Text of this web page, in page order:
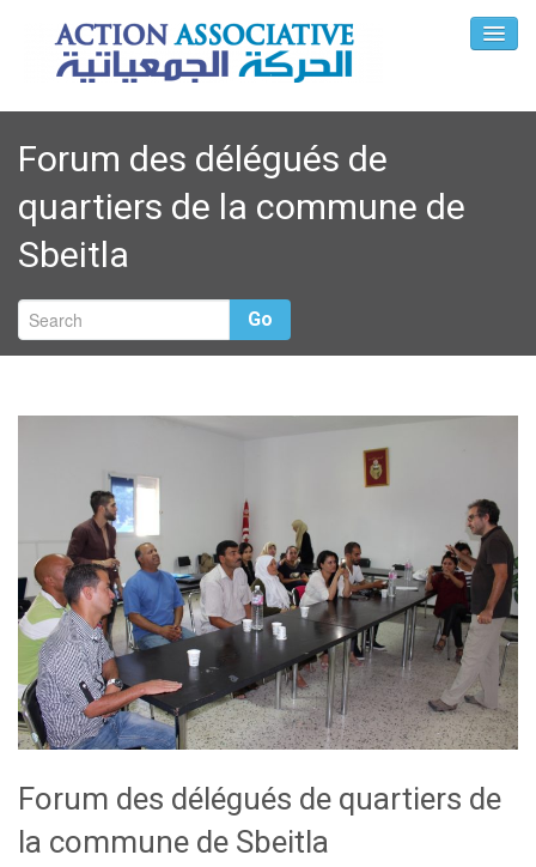
Forum des délégués de
quartiers de la commune de
Sbeitla
Go
Forum des délégués de quartiers de
la commune de Sbeitla